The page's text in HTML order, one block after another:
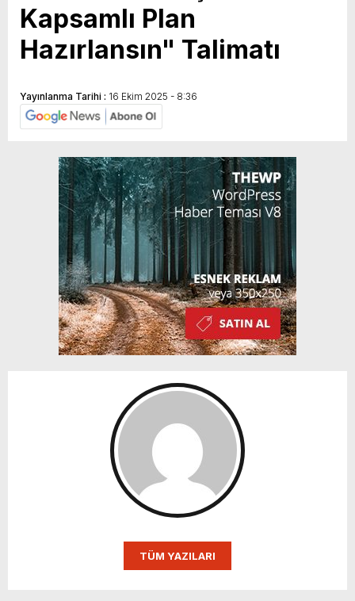
Kapsamlı Plan
Hazırlansın" Talimatı
Yayınlanma Tarihi : 16 Ekim 2025 - 8:36
TÜM YAZILARI